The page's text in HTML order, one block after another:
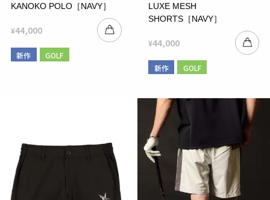
KANOKO POLO［NAVY］
¥44,000
新作 GOLF
LUXE MESH
SHORTS［NAVY］
¥44,000
新作 GOLF